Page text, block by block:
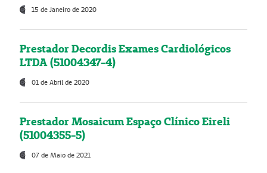
15 de Janeiro de 2020
Prestador Decordis Exames Cardiológicos
LTDA (51004347-4)
01 de Abril de 2020
Prestador Mosaicum Espaço Clínico Eireli
(51004355-5)
07 de Maio de 2021